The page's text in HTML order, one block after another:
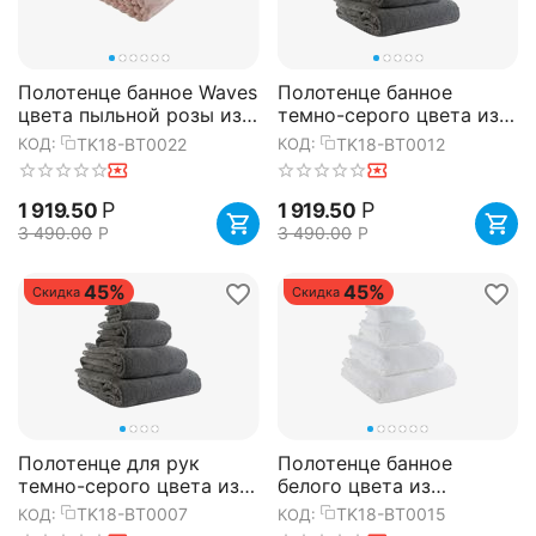
Полотенце банное Waves
цвета пыльной розы из
коллекции Essential,
70х140 см, Tkano
КОД: TK18-BT0022
1 919.50 Р
3 490.00 Р
Полотенце банное
темно-серого цвета из
коллекции Essential,
70х140 см, Tkano
КОД: TK18-BT0012
1 919.50 Р
3 490.00 Р
Скидка 45%
Полотенце для рук
темно-серого цвета из
коллекции Essential,
50х90 см, Tkano
КОД: TK18-BT0007
Скидка 45%
Полотенце банное
белого цвета из
коллекции Essential,
70х140 см, Tkano
КОД: TK18-BT0015